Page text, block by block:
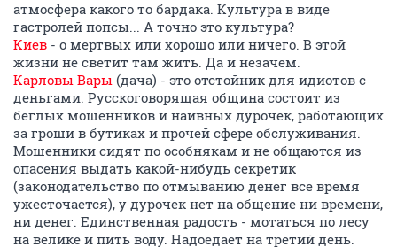
атмосфера какого то бардака. Культура в виде
гастролей попсы... А точно это культура?
Киев - о мертвых или хорошо или ничего. В этой
жизни не светит там жить. Да и незачем.
Карловы Вары (дача) - это отстойник для идиотов с
деньгами. Русскоговорящая община состоит из
беглых мошенников и наивных дурочек, работающих
за гроши в бутиках и прочей сфере обслуживания.
Мошенники сидят по особнякам и не общаются из
опасения выдать какой-нибудь секретик
(законодательство по отмыванию денег все время
ужесточается), у дурочек нет на общение ни времени,
ни денег. Единственная радость - мотаться по лесу
на велике и пить воду. Надоедает на третий день.